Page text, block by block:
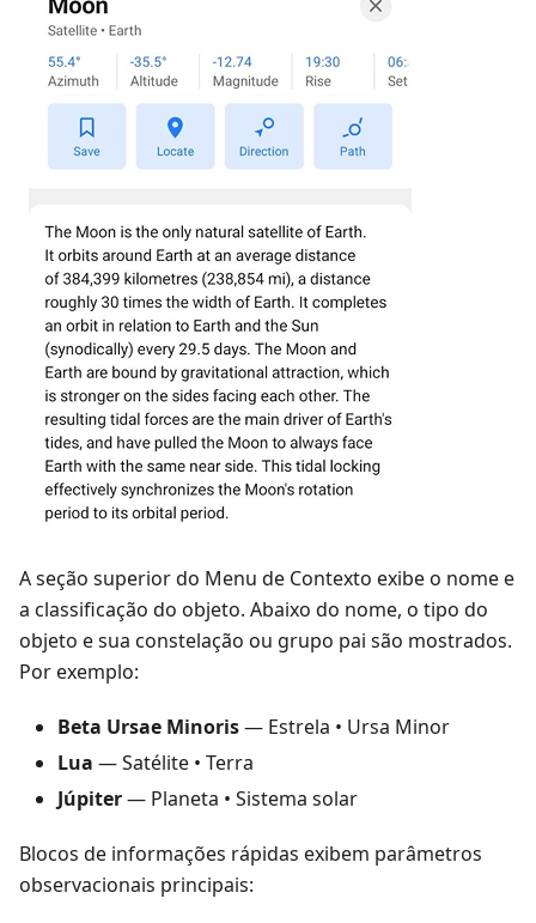
A seção superior do Menu de Contexto exibe o nome e
a classificação do objeto. Abaixo do nome, o tipo do
objeto e sua constelação ou grupo pai são mostrados.
Por exemplo:
Beta Ursae Minoris— Estrela • Ursa Minor
Lua — Satélite • Terra
Júpiter— Planeta • Sistema solar
Blocos de informações rápidas exibem parâmetros
observacionais principais: